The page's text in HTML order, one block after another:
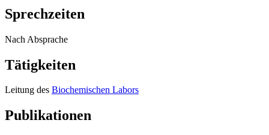
Sprechzeiten
Nach Absprache
Tätigkeiten
Leitung des Biochemischen Labors
Publikationen